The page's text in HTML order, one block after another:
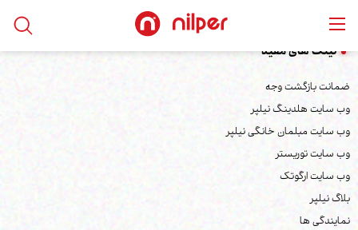
لینک های مفید
ضمانت بازگشت وجه
وب سایت هلدینگ نیلپر
وب سایت مبلمان خانگی نیلپر
وب سایت توریستر
وب سایت ارگوتک
بلاگ نیلپر
نمایندگی ها